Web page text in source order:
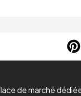
de marché